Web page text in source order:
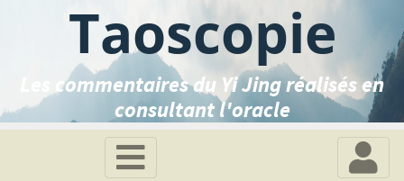
Taoscopie
Les commentaires du Yi Jing réalisés en
consultant l'oracle